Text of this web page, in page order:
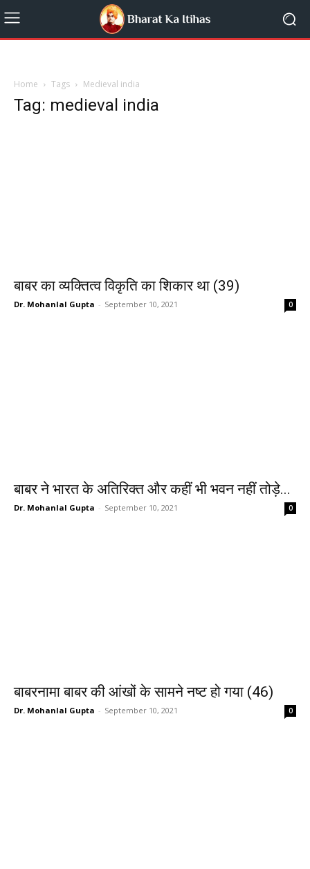
Home Tags Medieval india
Tag: medieval india
बाबर का व्यक्तित्व विकृति का शिकार था (39)
Dr. Mohanlal Gupta - September 10, 2021 0
बाबर ने भारत के अतिरिक्त और कहीं भी भवन नहीं तोड़े...
Dr. Mohanlal Gupta - September 10, 2021 0
बाबरनामा बाबर की आंखों के सामने नष्ट हो गया (46)
Dr. Mohanlal Gupta - September 10, 2021 0